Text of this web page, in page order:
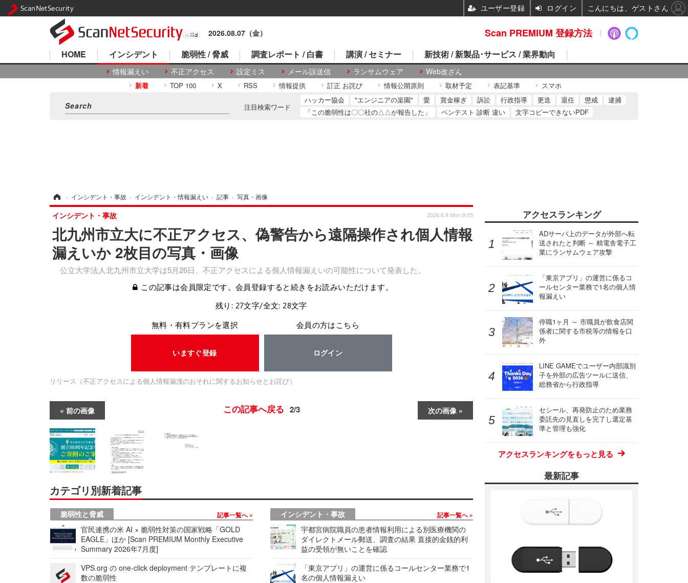
2026.08.07（金）
HOME インシデント
情報漏えい 不正アクセス 設定ミス メール誤送信 ランサムウェア Web改ざん
脆弱性 / 脅威 調査レポート / 白書 講演 / セミナー 新技術 / 新製品･サービス / 業界動向
新着 TOP 100 X RSS 情報提供 訂正 お詫び 情報公開原則 取材予定 表記基準 スマホ
注目検索ワード
ハッカー協会 "エンジニアの楽園" 愛 賞金稼ぎ 訴訟 行政指導 更迭 退任 懲戒
逮捕
「この脆弱性は〇〇社の△△が報告した」
ペンテスト 診断 違い 文字コピーできないPDF
› インシデント・事故 › インシデント・情報漏えい › 記事 › 写真・画像
北九州市立大に不正アクセス、偽警告から遠隔操作され個人情報
漏えいか 2枚目の写真・画像
公立大学法人北九州市立大学は5月26日、不正アクセスによる個人情報漏えいの可能性について発表した。
インシデント・事故 2026.6.8 Mon 8:05
この記事は会員限定です。会員登録すると続きをお読みいただけます。
残り: 27文字/全文: 28文字
無料・有料プランを選択
いますぐ登録
会員の方はこちら
ログイン
リリース（不正アクセスによる個人情報漏洩のおそれに関するお知らせとお詫び）
前の画像 次の画像
この記事へ戻る 2/3
カテゴリ別新着記事
脆弱性と脅威 記事一覧へ
官民連携の米 AI × 脆弱性対策の国家戦略「GOLD
EAGLE」ほか [Scan PREMIUM Monthly Executive
Summary 2026年7月度]
VPS.org の one-click deployment テンプレートに複
数の脆弱性
インシデント・事故 記事一覧へ
宇都宮病院職員の患者情報利用による別医療機関の
ダイレクトメール郵送、調査の結果 直接的金銭的利
益の受領が無いことを確認
「東京アプリ」の運営に係るコールセンター業務で1
名の個人情報漏えい
アクセスランキング
ADサーバ上のデータが外部へ転
送されたと判断 ～ 精電舎電子工
業にランサムウェア攻撃
「東京アプリ」の運営に係るコ
ールセンター業務で1名の個人情
報漏えい
停職1ヶ月 ～ 市職員が飲食店関
係者に関する市税等の情報を口
外
LINE GAMEでユーザー内部識別
子を外部の広告ツールに送信、
総務省から行政指導
セシール、再発防止のため業務
委託先の見直しを完了し選定基
準と管理も強化
アクセスランキングをもっと見る
最新記事
Scan PREMIUM 登録方法
ScanNetSecurity ユーザー登録 ログイン こんにちは、ゲストさん